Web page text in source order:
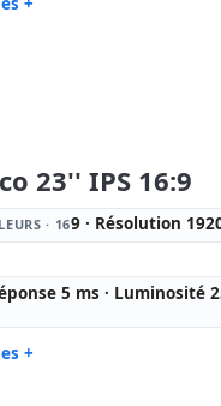
·
Autres: hR
Poids: 3.70
23'' IPS 16:9
· 169 · Résolution
5 ms · Luminosité
+